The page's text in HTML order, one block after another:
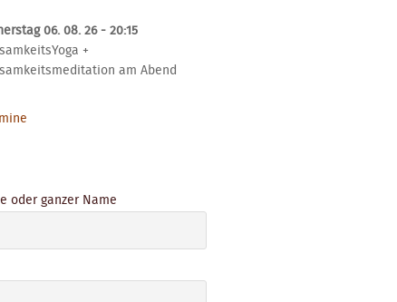
06. 08. 26 - 20:15
+
am Abend
oder ganzer Name